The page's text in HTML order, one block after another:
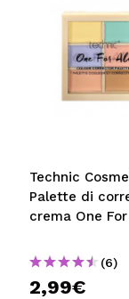
Technic
Palette di
crema One
(6)
2,99€